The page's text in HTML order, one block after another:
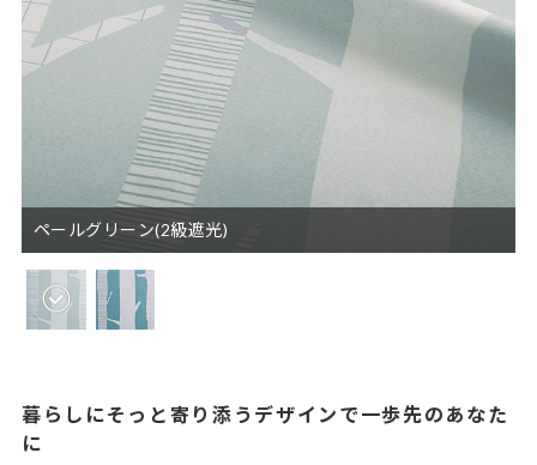
ペールグリーン(2級遮光)
暮らしにそっと寄り添うデザインで一歩先のあなた
に